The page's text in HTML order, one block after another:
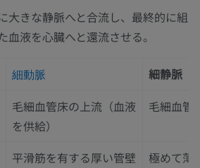
大きな静脈へと合流し、最終的に組
液を心臓へと還流させる。
細動脈
細静脈
毛細血管床の上流（血液
を供給）
毛細血管
平滑筋を有する厚い管壁
極めて薄